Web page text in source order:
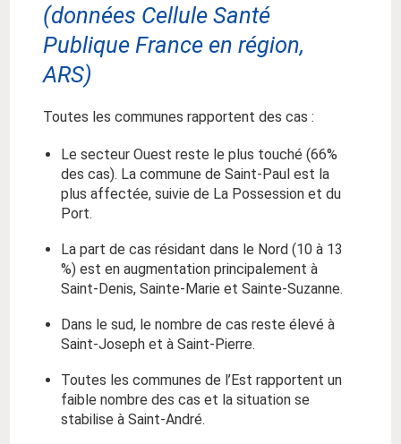
(données Cellule Santé
Publique France en région,
ARS)
Toutes les communes rapportent des cas :
Le secteur Ouest reste le plus touché (66%
des cas). La commune de Saint-Paul est la
plus affectée, suivie de La Possession et du
Port.
La part de cas résidant dans le Nord (10 à 13
%) est en augmentation principalement à
Saint-Denis, Sainte-Marie et Sainte-Suzanne.
Dans le sud, le nombre de cas reste élevé à
Saint-Joseph et à Saint-Pierre.
Toutes les communes de l’Est rapportent un
faible nombre des cas et la situation se
stabilise à Saint-André.